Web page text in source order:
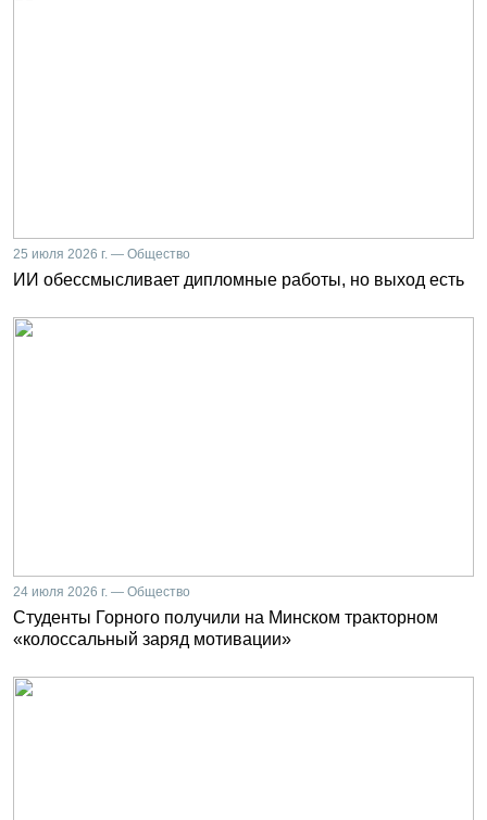
25 июля 2026 г. — Общество
ИИ обессмысливает дипломные работы, но выход есть
24 июля 2026 г. — Общество
Студенты Горного получили на Минском тракторном
«колоссальный заряд мотивации»